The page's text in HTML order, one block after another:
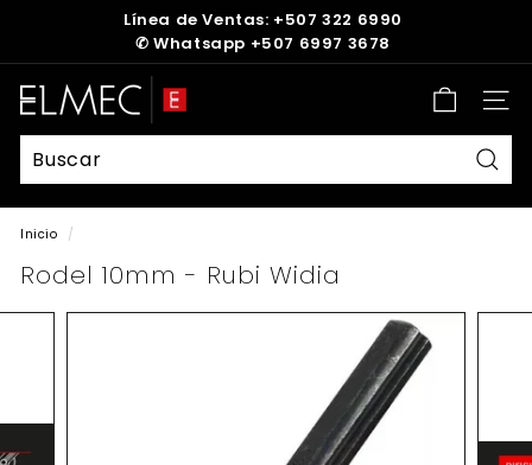
diapositivas
pausa
Línea de Ventas: +507 322 6990
✆ Whatsapp +507 6997 3678
E
L
M
E
C
Inicio /
Rodel 10mm - Rubi Widia